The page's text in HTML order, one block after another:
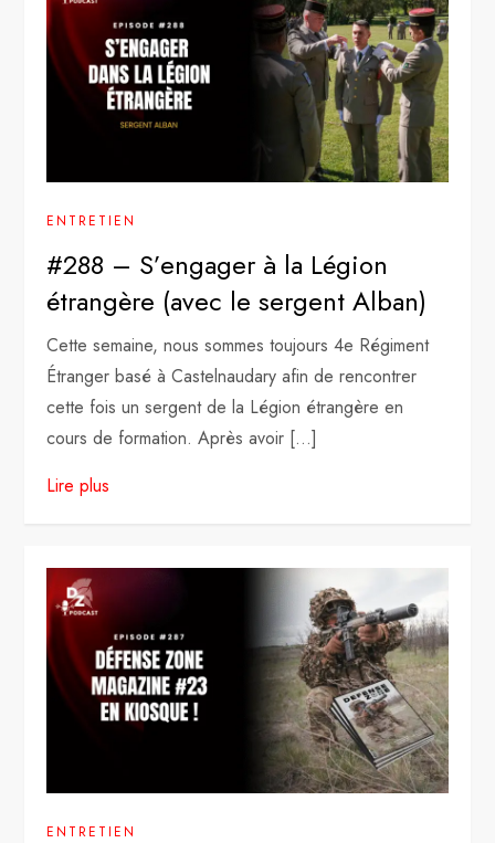
ENTRETIEN
#288 – S’engager à la Légion
étrangère (avec le sergent Alban)
Cette semaine, nous sommes toujours 4e Régiment
Étranger basé à Castelnaudary afin de rencontrer
cette fois un sergent de la Légion étrangère en
cours de formation. Après avoir […]
Lire plus
ENTRETIEN